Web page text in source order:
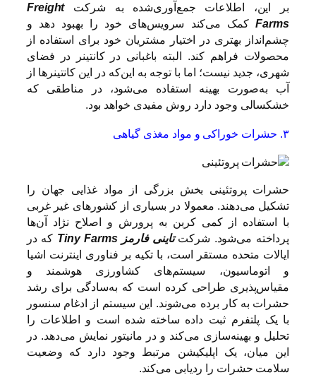
بر این‌، اطلاعات جمع‌آوری‌شده به شرکتFreight
Farms کمک می‌کند سرویس‌های خود را بهبود دهد و
چشم‌انداز بهتری در اختیار مشتریان خود برای استفاده از
محصولات فراهم کند. البته باغبانی در کانتینر در فضای
شهری، جدید نیست؛ اما با توجه به این‌که در این کانتینرها از
آب به‌صورت بهینه استفاده می‌شود، در مناطقی که
خشکسالی وجود دارد روش مفیدی خواهد بود.
۳. حشرات خوراکی و مواد مغذی گیاهی
حشرات پروتئینی بخش بزرگی از مواد غذایی جهان را
تشکیل می‌دهند. معمولا در بسیاری از کشورهای غیر غربی
با استفاده از کمی کربن به پرورش و اصلاح نژاد آن‌ها
پرداخته می‌شود. شرکتتاینی فارمز Tiny Farms که در
ایالات متحده مستقر است، با تکیه بر فناوری اینترنت اشیا
و اتوماسیون، سیستم‌های کشاورزی هوشمند و
مقیاس‌پذیری طراحی کرده است که به‌سادگی برای رشد
حشرات به کار برده می‌شوند. این سیستم از ادغام سنسور
با یک پلتفرم ثبت داده ساخته شده است و اطلاعات را
تحلیل و بهینه‌سازی می‌کند و در مانیتور نمایش می‌دهد. در
این میان، یک اپلیکیشن مرتبط وجود دارد که وضعیت
سلامت حشرات را ردیابی می‌کند.